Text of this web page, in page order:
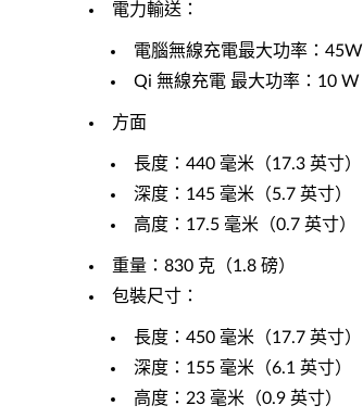
電力輸送：
電腦無線充電最大功率：45W
Qi 無線充電 最大功率：10 W
方面
長度：440 毫米（17.3 英寸）
深度：145 毫米（5.7 英寸）
高度：17.5 毫米（0.7 英寸）
重量：830 克（1.8 磅）
包裝尺寸：
長度：450 毫米（17.7 英寸）
深度：155 毫米（6.1 英寸）
高度：23 毫米（0.9 英寸）